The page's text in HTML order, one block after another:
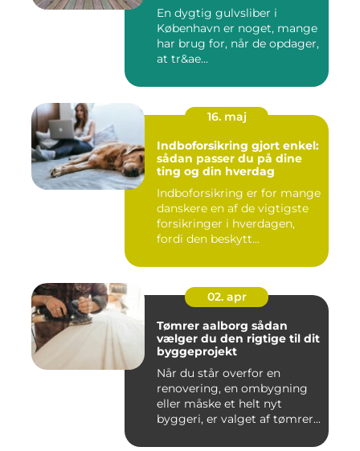
En dygtig gulvsliber i
København er noget, mange
har brug for, når de opdager,
at tr&ae...
16. maj
Indboforsikring gjort enkel:
sådan passer du på dine
ting og din hverdag
Indboforsikring er for mange
danskere en af de vigtigste
forsikringer i hverdagen,
fordi den beskytt...
02. apr
Tømrer aalborg sådan
vælger du den rigtige til dit
byggeprojekt
Når du står overfor en
renovering, en ombygning
eller måske et helt nyt
byggeri, er valget af tømrer...